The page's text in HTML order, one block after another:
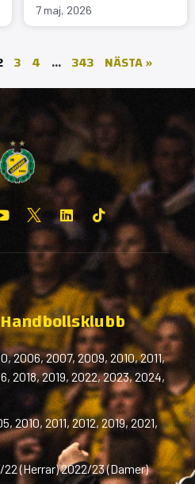
7 maj, 2026
3 4 … 343 NÄSTA »
2006, 2007, 2009, 2010, 2011,
2018, 2019, 2022, 2023, 2024,
2010, 2011, 2012, 2019, 2021,
(Herrar) 2022/23 (Damer)